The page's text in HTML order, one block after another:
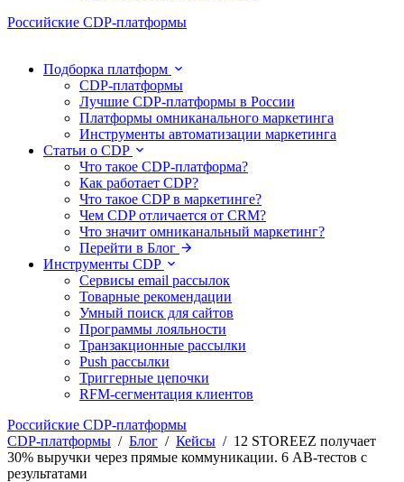
Российские CDP-платформы
Подборка платформ
CDP-платформы
Лучшие CDP-платформы в России
Платформы омниканального маркетинга
Инструменты автоматизации маркетинга
Статьи о CDP
Что такое CDP-платформа?
Как работает CDP?
Что такое CDP в маркетинге?
Чем CDP отличается от CRM?
Что значит омниканальный маркетинг?
Перейти в Блог
Инструменты CDP
Сервисы email рассылок
Товарные рекомендации
Умный поиск для сайтов
Программы лояльности
Транзакционные рассылки
Push рассылки
Триггерные цепочки
RFM-сегментация клиентов
Российские CDP-платформы
CDP-платформы / Блог / Кейсы / 12 STOREEZ получает
30% выручки через прямые коммуникации. 6 AB‑тестов с
результатами